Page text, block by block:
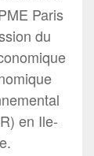
Paris
du
en Ile-